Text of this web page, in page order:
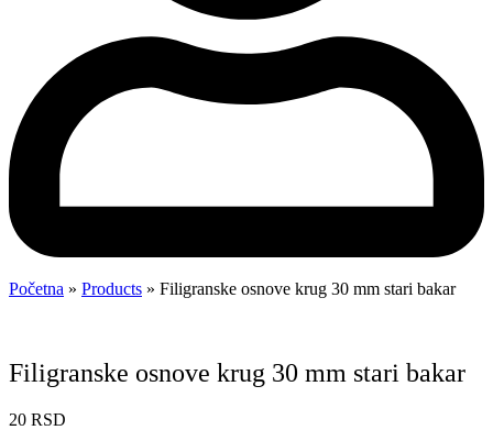
Početna » Products » Filigranske osnove krug 30 mm stari bakar
Filigranske osnove krug 30 mm stari bakar
20 RSD